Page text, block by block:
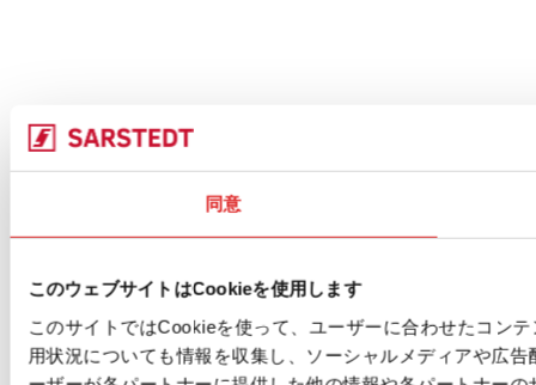
同意
このウェブサイトはCookieを使用します
このサイトではCookieを使って、ユーザーに合わせたコン
用状況についても情報を収集し、ソーシャルメディアや広